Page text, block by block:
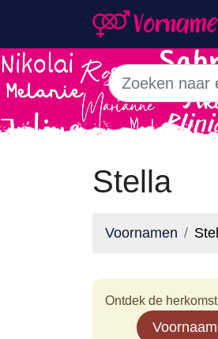
Stella
Voornamen
Ontdek de